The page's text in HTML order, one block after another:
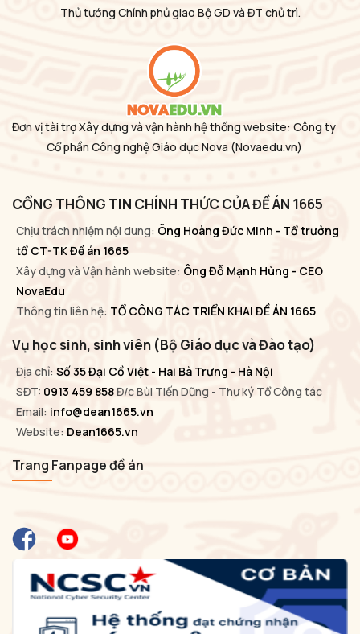
Thủ tướng Chính phủ giao Bộ GD và ĐT chủ trì.
Đơn vị tài trợ Xây dựng và vận hành hệ thống website: Công ty
Cổ phần Công nghệ Giáo dục Nova (Novaedu.vn)
CỔNG THÔNG TIN CHÍNH THỨC CỦA ĐỀ ÁN 1665
Chịu trách nhiệm nội dung: Ông Hoàng Đức Minh - Tổ trưởng
tổ CT-TK Đề án 1665
Xây dựng và Vận hành website: Ông Đỗ Mạnh Hùng - CEO
NovaEdu
Thông tin liên hệ: TỔ CÔNG TÁC TRIỂN KHAI ĐỀ ÁN 1665
Vụ học sinh, sinh viên (Bộ Giáo dục và Đào tạo)
Địa chỉ: Số 35 Đại Cồ Việt - Hai Bà Trưng - Hà Nội
SĐT: 0913 459 858Đ/c Bùi Tiến Dũng - Thư ký Tổ Công tác
Email: info@dean1665.vn
Website: Dean1665.vn
Trang Fanpage đề án